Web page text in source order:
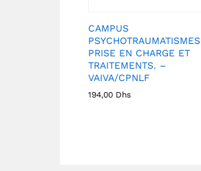
CAMPUS
PSYCHOTRAUMATISMES
PRISE EN CHARGE ET
TRAITEMENTS. –
VAIVA/CPNLF
194,00 Dhs